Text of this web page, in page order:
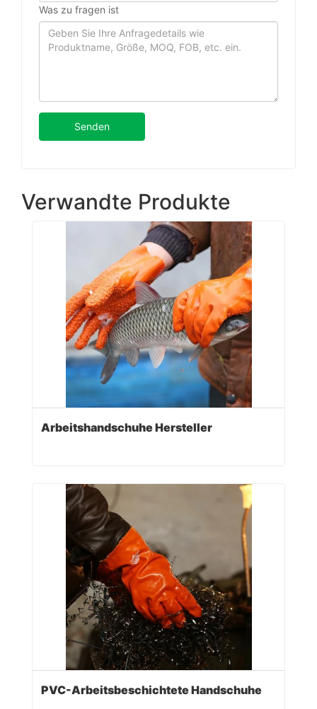
Was zu fragen ist
Senden
Verwandte Produkte
Arbeitshandschuhe Hersteller
PVC-Arbeitsbeschichtete Handschuhe